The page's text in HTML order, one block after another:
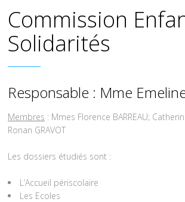
Commission
Solidarités
Responsable : Mme
Membres : Mmes Florence BARREAU;
Ronan GRAVOT
Les dossiers étudiés sont :
L’Accueil périscolaire
Les Ecoles